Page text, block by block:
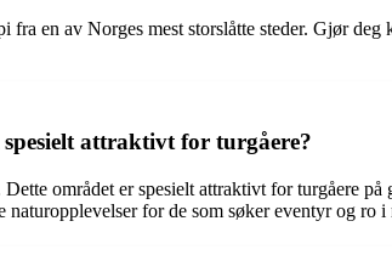
fra en av Norges mest storslåtte steder. Gjør
attraktivt for turgåere?
området er spesielt attraktivt for turgåere
for de som søker eventyr og ro i